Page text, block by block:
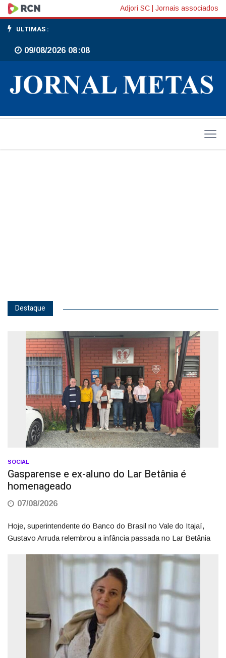
Jornal
Metas
Adjori SC Jornais associados
ULTIMAS :
09/08/2026 08:08
Destaque
SOCIAL
Gasparense e ex-aluno do Lar Betânia é
homenageado
07/08/2026
Hoje, superintendente do Banco do Brasil no Vale do Itajaí,
Gustavo Arruda relembrou a infância passada no Lar Betânia